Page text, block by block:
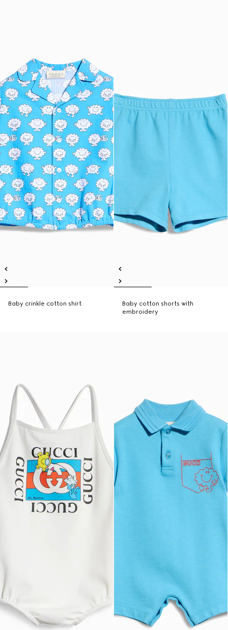
Baby crinkle cotton shirt
Baby cotton shorts with
embroidery